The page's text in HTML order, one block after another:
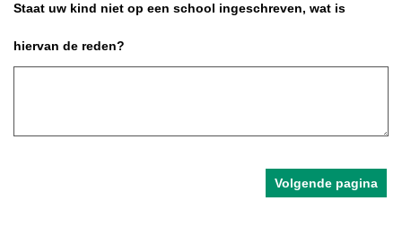
Staat uw kind niet op een school ingeschreven, wat is
hiervan de reden?